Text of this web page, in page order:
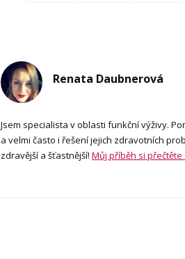
Renata Daubnerová
Jsem specialista v oblasti funkční výživy.
a velmi často i řešení jejich zdravotních
zdravější a šťastnější!Můj příběh si přečtěte